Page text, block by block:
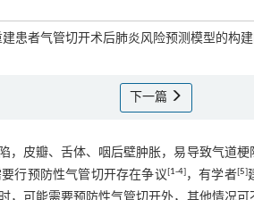
患者气管切开术后肺炎风险预测模型的构建
下一篇
皮瓣、舌体、咽后壁肿胀，易导致气道
行预防性气管切开存在争议[1-4]，有学者[5]